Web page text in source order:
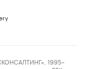
1995–